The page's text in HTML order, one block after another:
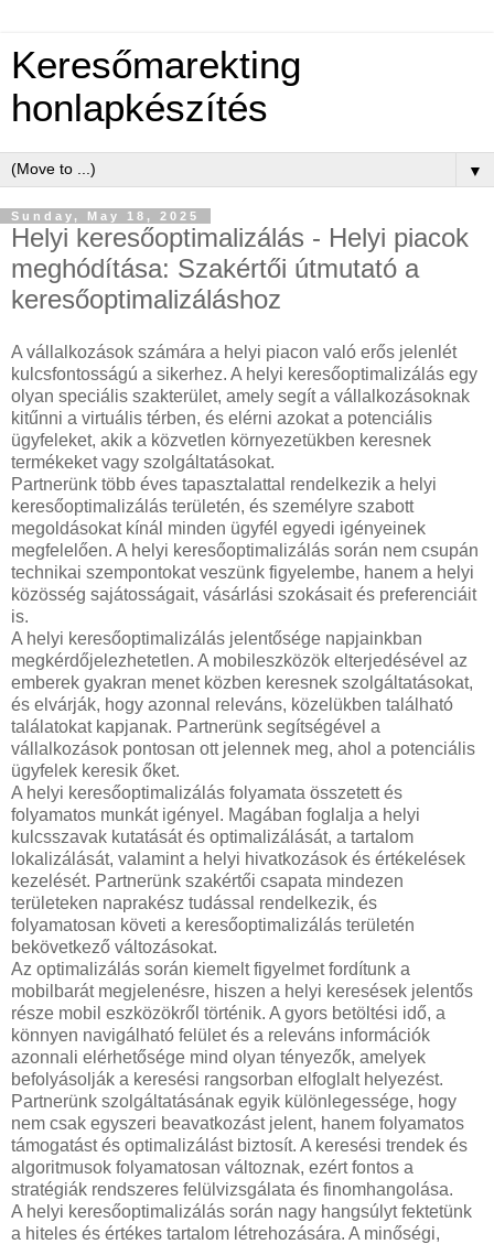
Keresőmarekting
honlapkészítés
▼
Sunday, May 18, 2025
Helyi keresőoptimalizálás - Helyi piacok
meghódítása: Szakértői útmutató a
keresőoptimalizáláshoz
A vállalkozások számára a helyi piacon való erős jelenlét
kulcsfontosságú a sikerhez. A helyi keresőoptimalizálás egy
olyan speciális szakterület, amely segít a vállalkozásoknak
kitűnni a virtuális térben, és elérni azokat a potenciális
ügyfeleket, akik a közvetlen környezetükben keresnek
termékeket vagy szolgáltatásokat.
Partnerünk több éves tapasztalattal rendelkezik a helyi
keresőoptimalizálás területén, és személyre szabott
megoldásokat kínál minden ügyfél egyedi igényeinek
megfelelően. A helyi keresőoptimalizálás során nem csupán
technikai szempontokat veszünk figyelembe, hanem a helyi
közösség sajátosságait, vásárlási szokásait és preferenciáit
is.
A helyi keresőoptimalizálás jelentősége napjainkban
megkérdőjelezhetetlen. A mobileszközök elterjedésével az
emberek gyakran menet közben keresnek szolgáltatásokat,
és elvárják, hogy azonnal releváns, közelükben található
találatokat kapjanak. Partnerünk segítségével a
vállalkozások pontosan ott jelennek meg, ahol a potenciális
ügyfelek keresik őket.
A helyi keresőoptimalizálás folyamata összetett és
folyamatos munkát igényel. Magában foglalja a helyi
kulcsszavak kutatását és optimalizálását, a tartalom
lokalizálását, valamint a helyi hivatkozások és értékelések
kezelését. Partnerünk szakértői csapata mindezen
területeken naprakész tudással rendelkezik, és
folyamatosan követi a keresőoptimalizálás területén
bekövetkező változásokat.
Az optimalizálás során kiemelt figyelmet fordítunk a
mobilbarát megjelenésre, hiszen a helyi keresések jelentős
része mobil eszközökről történik. A gyors betöltési idő, a
könnyen navigálható felület és a releváns információk
azonnali elérhetősége mind olyan tényezők, amelyek
befolyásolják a keresési rangsorban elfoglalt helyezést.
Partnerünk szolgáltatásának egyik különlegessége, hogy
nem csak egyszeri beavatkozást jelent, hanem folyamatos
támogatást és optimalizálást biztosít. A keresési trendek és
algoritmusok folyamatosan változnak, ezért fontos a
stratégiák rendszeres felülvizsgálata és finomhangolása.
A helyi keresőoptimalizálás során nagy hangsúlyt fektetünk
a hiteles és értékes tartalom létrehozására. A minőségi,